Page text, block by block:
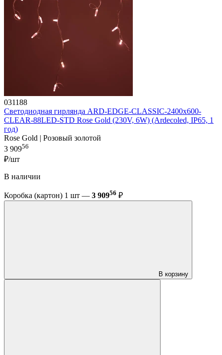
031188
Светодиодная гирлянда ARD-EDGE-CLASSIC-2400x600-
CLEAR-88LED-STD Rose Gold (230V, 6W) (Ardecoled, IP65, 1
год)
Rose Gold | Розовый золотой
3 90956
₽/шт
В наличии
Коробка (картон) 1 шт — 3 90956 ₽
В корзину